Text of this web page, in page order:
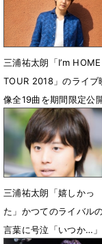
三浦祐太朗「I’m HOME
TOUR 2018」のライブ
像全19曲を期間限定公
5月12日 12時00分
三浦祐太朗「嬉しかっ
た」かつてのライバル
言葉に号泣「いつか…」